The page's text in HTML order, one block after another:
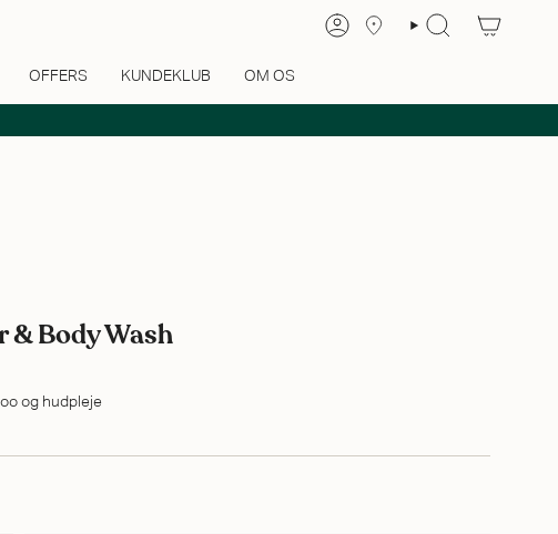
OFFERS KUNDEKLUB OM OS
& Body Wash
og hudpleje